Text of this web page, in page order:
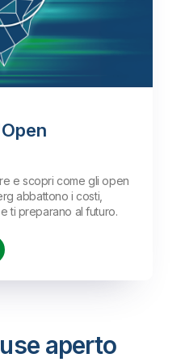
livello.
Iceberg,
e affidabilità dei
destreggiare tra
e scopri come gli open
abbattono i costi,
ti preparano al futuro.
aperto